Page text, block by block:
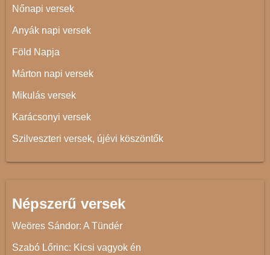
Nőnapi versek
Anyák napi versek
Föld Napja
Márton napi versek
Mikulás versek
Karácsonyi versek
Szilveszteri versek, újévi köszöntők
Népszerű versek
Weöres Sándor: A Tündér
Szabó Lőrinc: Kicsi vagyok én